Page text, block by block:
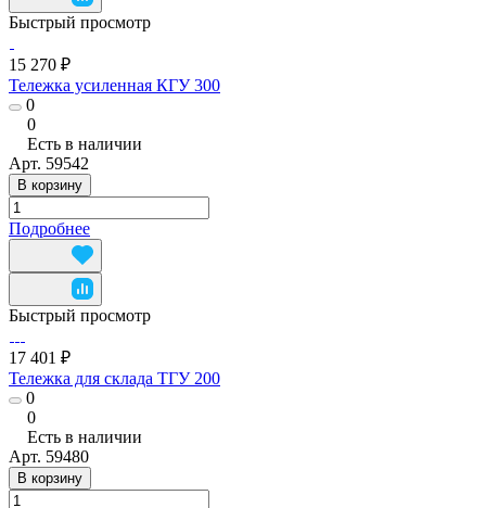
Быстрый просмотр
15 270 ₽
Тележка усиленная КГУ 300
0
0
Есть в наличии
Арт. 59542
В корзину
Подробнее
Быстрый просмотр
17 401 ₽
Тележка для склада ТГУ 200
0
0
Есть в наличии
Арт. 59480
В корзину